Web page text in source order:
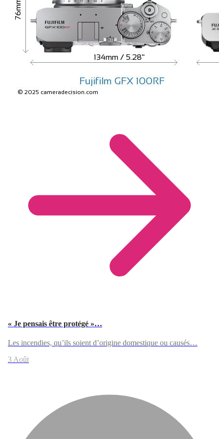
« Je pensais être protégé »…
Les incendies, qu’ils soient d’origine domestique ou causés…
3 Août